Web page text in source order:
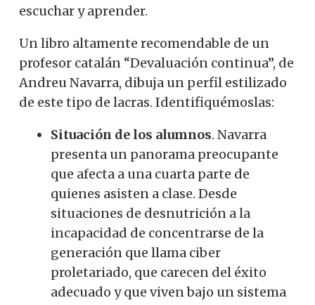
escuchar y aprender.
Un libro altamente recomendable de un
profesor catalán “Devaluación continua”, de
Andreu Navarra, dibuja un perfil estilizado
de este tipo de lacras. Identifiquémoslas:
Situación de los alumnos. Navarra
presenta un panorama preocupante
que afecta a una cuarta parte de
quienes asisten a clase. Desde
situaciones de desnutrición a la
incapacidad de concentrarse de la
generación que llama ciber
proletariado, que carecen del éxito
adecuado y que viven bajo un sistema